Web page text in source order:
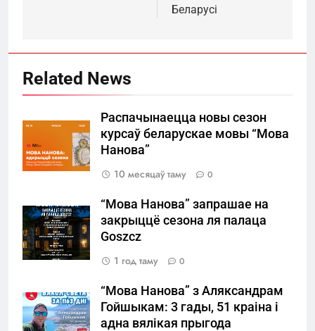
Беларусі
Related News
Распачынаецца новы сезон
курсаў беларускае мовы “Мова
Нанова”
10 месяцаў таму
0
“Мова Нанова” запрашае на
закрыццё сезона ля палаца
Goszcz
1 год таму
0
“Мова Нанова” з Аляксандрам
Гойшыкам: 3 гады, 51 краіна і
адна вялікая прыгода